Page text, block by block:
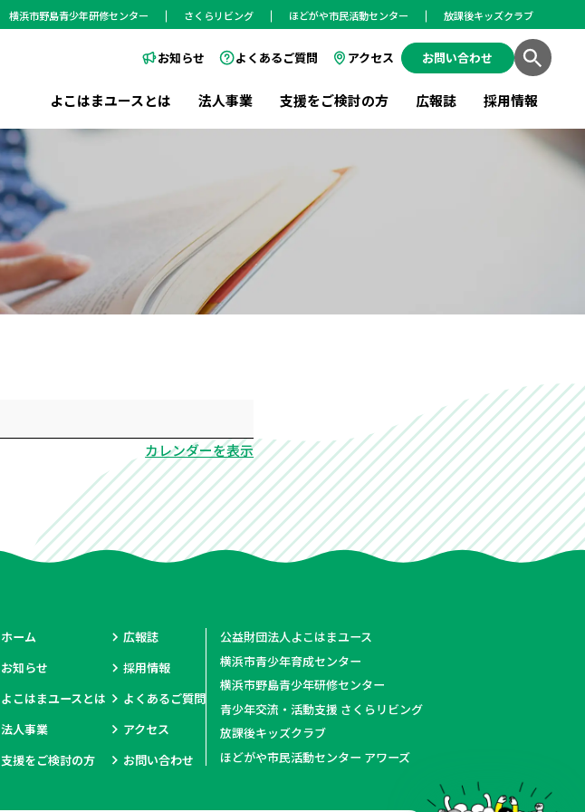
横浜市野島青少年研修センター さくらリビング ほどがや市民活動センター 放課後キッズクラブ
お知らせ よくあるご質問 アクセス お問い合わせ
よこはまユースとは 法人事業 支援をご検討の方 広報誌 採用情報
カレンダーを表示
ホーム
お知らせ
よこはまユースとは
法人事業
支援をご検討の方
広報誌
採用情報
よくあるご質問
アクセス
お問い合わせ
公益財団法人よこはまユース
横浜市青少年育成センター
横浜市野島青少年研修センター
青少年交流・活動支援 さくらリビング
放課後キッズクラブ
ほどがや市民活動センター アワーズ